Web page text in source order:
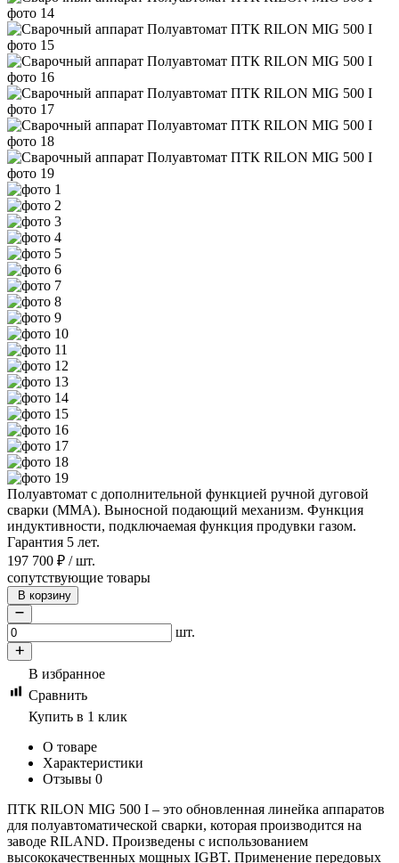
Полуавтомат с дополнительной функцией ручной дуговой
сварки (MMA). Выносной подающий механизм. Функция
индуктивности, подключаемая функция продувки газом.
Гарантия 5 лет.
197 700 ₽ /шт.
сопутствующие товары
В корзину
шт.
В избранное
Сравнить
Купить в 1 клик
О товаре
Характеристики
Отзывы 0
ПТК RILON MIG 500 I – это обновленная линейка аппаратов
для полуавтоматической сварки, которая производится на
заводе RILAND. Произведены с использованием
высококачественных мощных IGBT. Применение передовых